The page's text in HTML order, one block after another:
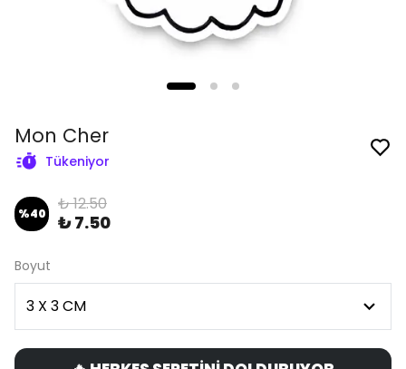
Mon Cher
Tükeniyor
%40 ₺ 12.50
₺ 7.50
Boyut